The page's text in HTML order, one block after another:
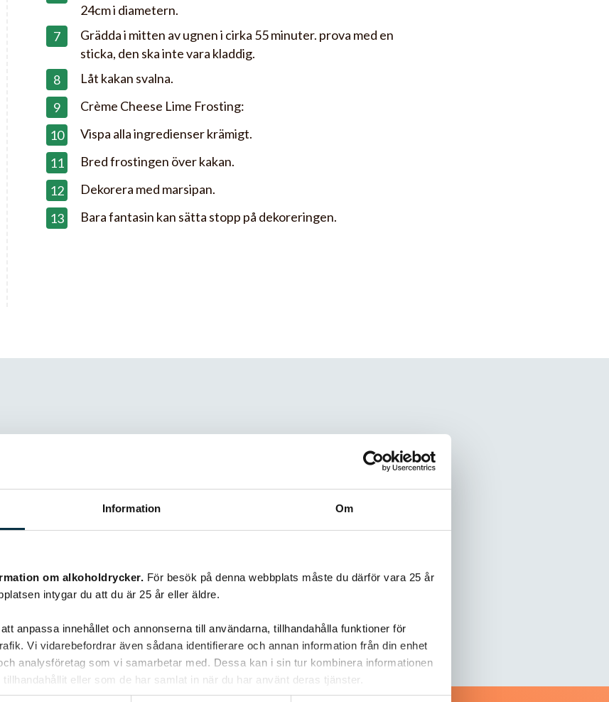
Information Om
om alkoholdrycker. För besök på denna webbplats måste du därför vara 25 år
intygar du att du är 25 år eller äldre.
anpassa innehållet och annonserna till användarna, tillhandahålla funktioner för
Vi vidarebefordrar även sådana identifierare och annan information från din enhet
analysföretag som vi samarbetar med. Dessa kan i sin tur kombinera informationen
eller som de har samlat in när du har använt deras tjänster.
24cm i diametern.
Grädda i mitten av ugnen i cirka 55 minuter. prova med en
sticka, den ska inte vara kladdig.
Låt kakan svalna.
Crème Cheese Lime Frosting:
Vispa alla ingredienser krämigt.
Bred frostingen över kakan.
Dekorera med marsipan.
Bara fantasin kan sätta stopp på dekoreringen.
rekmendera den.